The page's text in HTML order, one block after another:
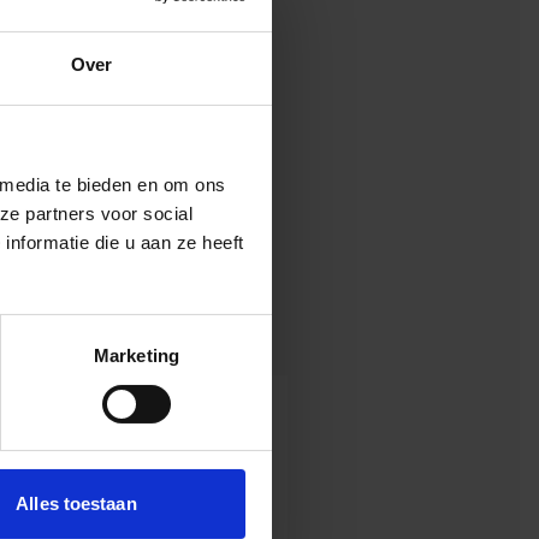
Over
te bieden en om ons
partners voor social
die u aan ze heeft
Marketing
Alles toestaan
de aarde.
bouwer
wat we laten
aan een
Verhagen
Sociale Impact